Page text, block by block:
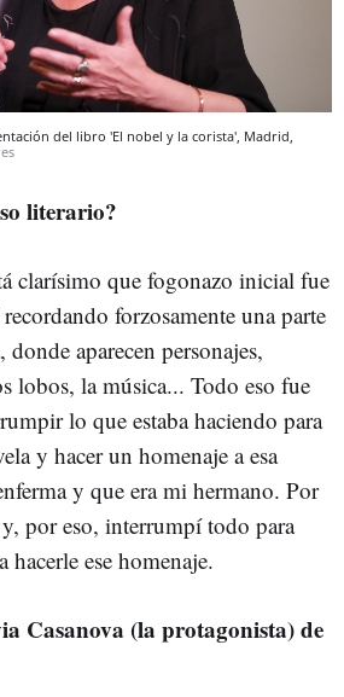
del libro 'El nobel y la corista', Madrid,
literario?
clarísimo que fogonazo inicial fue
forzosamente una parte
aparecen personajes,
lobos, la música... Todo eso fue
lo que estaba haciendo para
y hacer un homenaje a esa
y que era mi hermano. Por
por eso, interrumpí todo para
hacerle ese homenaje.
Casanova (la protagonista) de